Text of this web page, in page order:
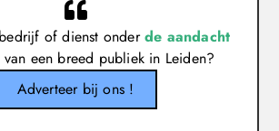
of dienst onderde aandacht
van een breed publiek in Leiden?
Adverteer bij ons !